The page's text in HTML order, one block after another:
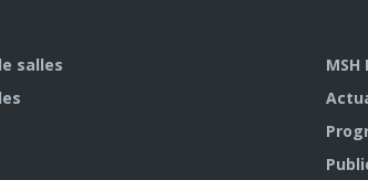
salles
MSH